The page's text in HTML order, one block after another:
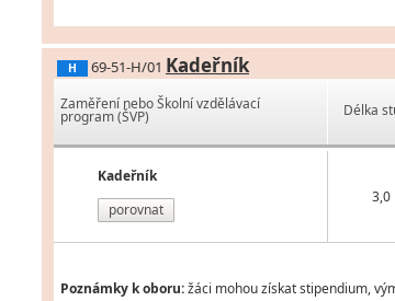
H 69-51-H/01 Kadeřník
Zaměření nebo Školní vzdělávací
program (ŠVP)
Kadeřník
porovnat
Délka
3,0
Poznámky k oboru:žáci mohou získat stipendium,